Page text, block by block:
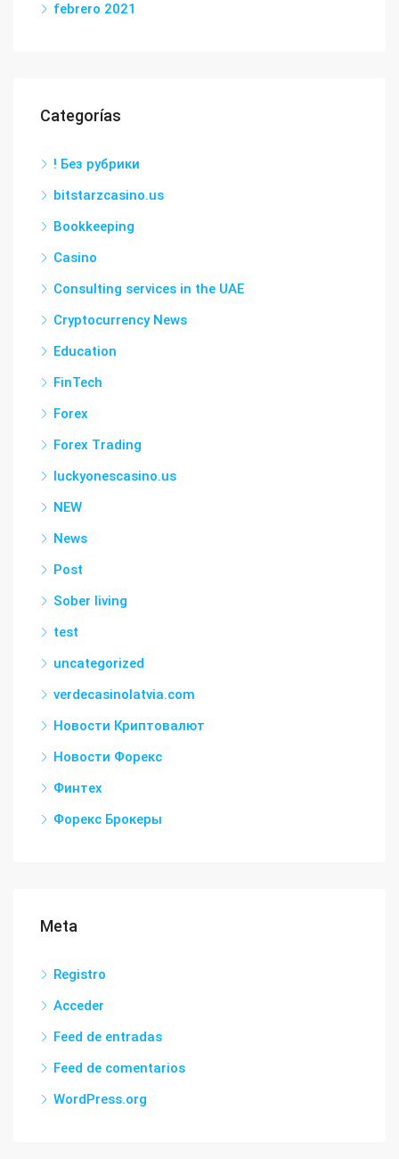
febrero 2021
Categorías
! Без рубрики
bitstarzcasino.us
Bookkeeping
Casino
Consulting services in the UAE
Cryptocurrency News
Education
FinTech
Forex
Forex Trading
luckyonescasino.us
NEW
News
Post
Sober living
test
uncategorized
verdecasinolatvia.com
Новости Криптовалют
Новости Форекс
Финтех
Форекс Брокеры
Meta
Registro
Acceder
Feed de entradas
Feed de comentarios
WordPress.org